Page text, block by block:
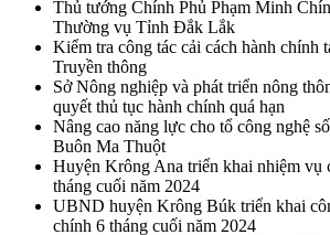
Thủ tướng Chính Phủ Phạm Minh
Thường vụ Tỉnh Đắk Lắk
Kiểm tra công tác cải cách hành chính
Truyền thông
Sở Nông nghiệp và phát triển nông
quyết thủ tục hành chính quá hạn
Nâng cao năng lực cho tổ công nghệ
Buôn Ma Thuột
Huyện Krông Ana triển khai nhiệm vụ
tháng cuối năm 2024
UBND huyện Krông Búk triển khai
chính 6 tháng cuối năm 2024